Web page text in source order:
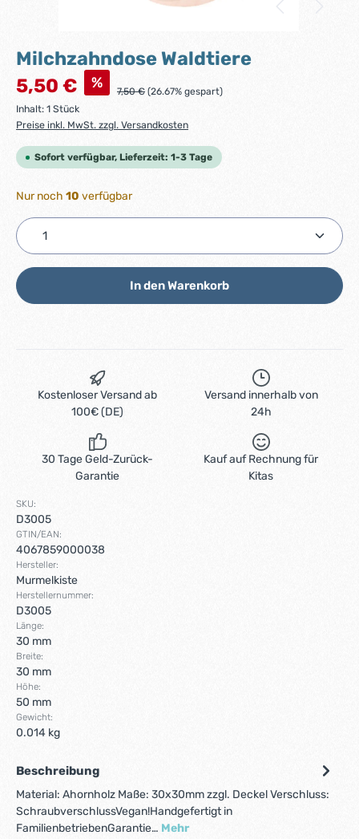
Milchzahndose Waldtiere
Verkaufspreis:
5,50 € % Regulärer Preis:
7,50 € (26.67% gespart)
Inhalt: 1 Stück
Preise inkl. MwSt. zzgl. Versandkosten
Sofort verfügbar, Lieferzeit: 1-3 Tage
Nur noch 10 verfügbar
Produkt Anzahl: Gib den gewünschten Wert ein
In den Warenkorb
Kostenloser Versand ab
100€ (DE)
Versand innerhalb von
24h
30 Tage Geld-Zurück-
Garantie
Kauf auf Rechnung für
Kitas
SKU:
D3005
GTIN/EAN:
4067859000038
Hersteller:
Murmelkiste
Herstellernummer:
D3005
Länge:
30 mm
Breite:
30 mm
Höhe:
50 mm
Gewicht:
0.014 kg
Beschreibung
Material: Ahornholz Maße: 30x30mm zzgl. Deckel Verschluss:
SchraubverschlussVegan!Handgefertigt in
FamilienbetriebenGarantie… Mehr